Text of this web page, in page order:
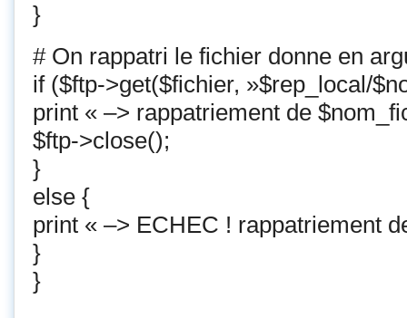
}
# On rappatri le fichier donne en
if ($ftp->get($fichier, »$rep_local/
print « –> rappatriement de
$ftp->close();
}
else {
print « –> ECHEC ! rappatriement
}
}